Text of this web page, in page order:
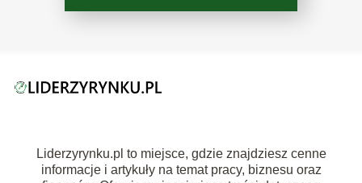
Liderzyrynku.pl to miejsce, gdzie znajdziesz cenne
informacje i artykuły na temat pracy, biznesu oraz